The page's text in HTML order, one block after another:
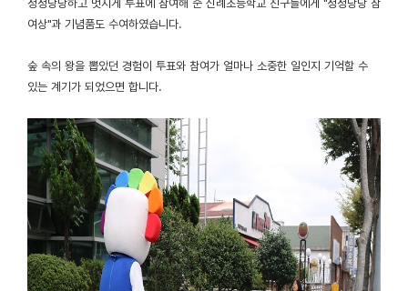
정정당당하고 멋지게 투표에 참여해 준 신례초등학교 친구들에게 "정정당당 참
여상"과 기념품도 수여하였습니다.
숲 속의 왕을 뽑았던 경험이 투표와 참여가 얼마나 소중한 일인지 기억할 수
있는 계기가 되었으면 합니다.